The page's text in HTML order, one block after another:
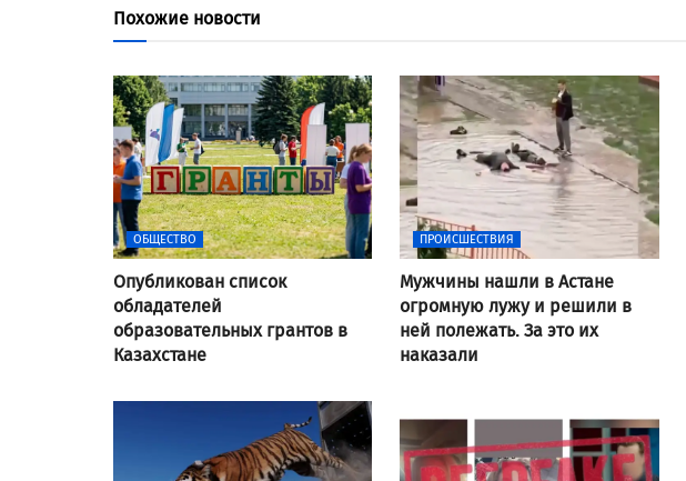
Похожие новости
ОБЩЕСТВО
Опубликован список
обладателей
образовательных грантов в
Казахстане
ПРОИСШЕСТВИЯ
Мужчины нашли в Астане
огромную лужу и решили в
ней полежать. За это их
наказали